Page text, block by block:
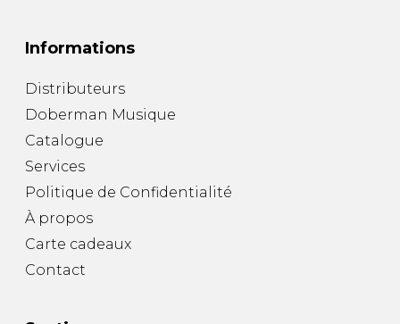
Informations
Distributeurs
Doberman Musique
Catalogue
Services
Politique de Confidentialité
À propos
Carte cadeaux
Contact